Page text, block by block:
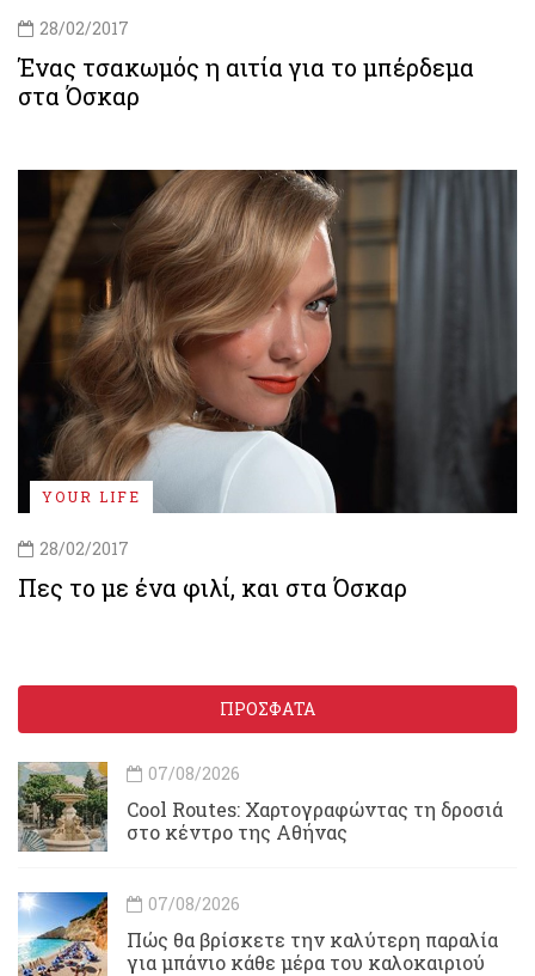
28/02/2017
Ένας τσακωμός η αιτία για το μπέρδεμα
στα Όσκαρ
YOUR LIFE
28/02/2017
Πες το με ένα φιλί, και στα Όσκαρ
ΠΡΟΣΦΑΤΑ
07/08/2026
Cool Routes: Χαρτογραφώντας τη δροσιά
στο κέντρο της Αθήνας
07/08/2026
Πώς θα βρίσκετε την καλύτερη παραλία
για μπάνιο κάθε μέρα του καλοκαιριού